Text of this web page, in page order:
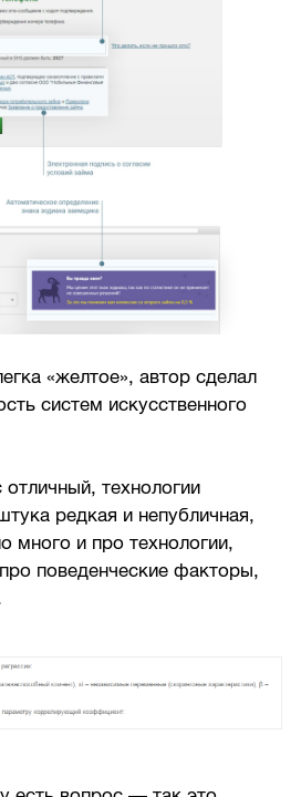
«желтое», автор сделал
систем искусственного
технологии
редкая и непубличная,
много и про технологии,
поведенческие факторы,